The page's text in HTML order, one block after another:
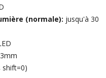
(normale): jusqu'à 30
shift=0)